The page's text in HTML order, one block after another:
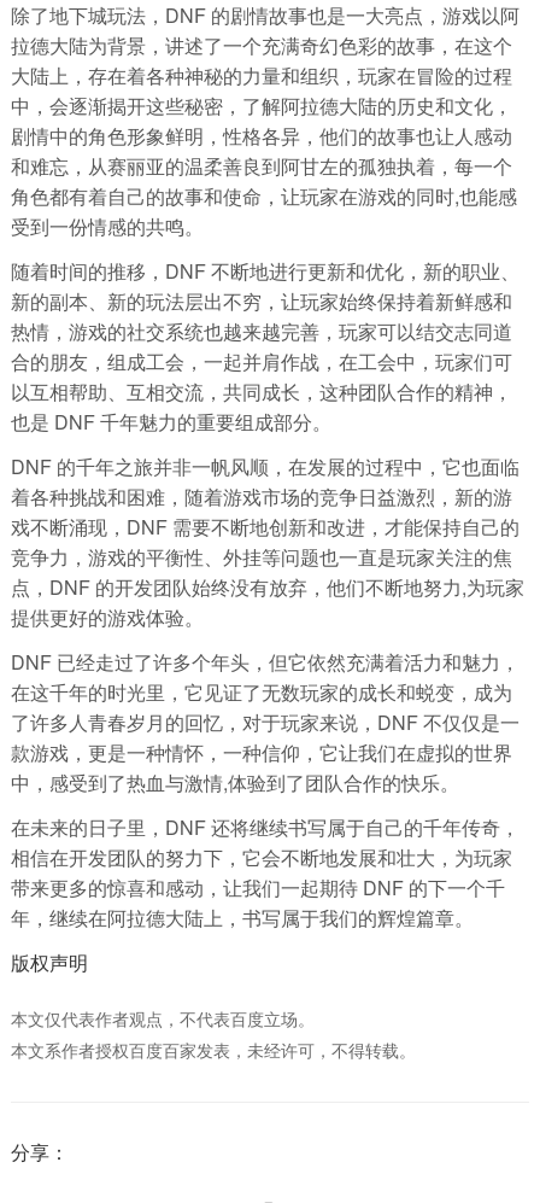
除了地下城玩法，DNF 的剧情故事也是一大亮点，游戏以阿
拉德大陆为背景，讲述了一个充满奇幻色彩的故事，在这个
大陆上，存在着各种神秘的力量和组织，玩家在冒险的过程
中，会逐渐揭开这些秘密，了解阿拉德大陆的历史和文化，
剧情中的角色形象鲜明，性格各异，他们的故事也让人感动
和难忘，从赛丽亚的温柔善良到阿甘左的孤独执着，每一个
角色都有着自己的故事和使命，让玩家在游戏的同时,也能感
受到一份情感的共鸣。
随着时间的推移，DNF 不断地进行更新和优化，新的职业、
新的副本、新的玩法层出不穷，让玩家始终保持着新鲜感和
热情，游戏的社交系统也越来越完善，玩家可以结交志同道
合的朋友，组成工会，一起并肩作战，在工会中，玩家们可
以互相帮助、互相交流，共同成长，这种团队合作的精神，
也是 DNF 千年魅力的重要组成部分。
DNF 的千年之旅并非一帆风顺，在发展的过程中，它也面临
着各种挑战和困难，随着游戏市场的竞争日益激烈，新的游
戏不断涌现，DNF 需要不断地创新和改进，才能保持自己的
竞争力，游戏的平衡性、外挂等问题也一直是玩家关注的焦
点，DNF 的开发团队始终没有放弃，他们不断地努力,为玩家
提供更好的游戏体验。
DNF 已经走过了许多个年头，但它依然充满着活力和魅力，
在这千年的时光里，它见证了无数玩家的成长和蜕变，成为
了许多人青春岁月的回忆，对于玩家来说，DNF 不仅仅是一
款游戏，更是一种情怀，一种信仰，它让我们在虚拟的世界
中，感受到了热血与激情,体验到了团队合作的快乐。
在未来的日子里，DNF 还将继续书写属于自己的千年传奇，
相信在开发团队的努力下，它会不断地发展和壮大，为玩家
带来更多的惊喜和感动，让我们一起期待 DNF 的下一个千
年，继续在阿拉德大陆上，书写属于我们的辉煌篇章。
版权声明
本文仅代表作者观点，不代表百度立场。
本文系作者授权百度百家发表，未经许可，不得转载。
分享：